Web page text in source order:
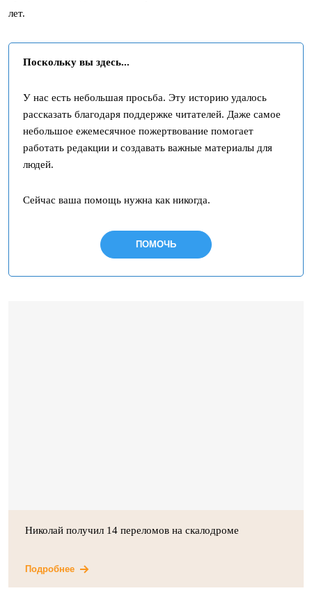
лет.
Поскольку вы здесь...
У нас есть небольшая просьба. Эту историю удалось
рассказать благодаря поддержке читателей. Даже самое
небольшое ежемесячное пожертвование помогает
работать редакции и создавать важные материалы для
людей.
Сейчас ваша помощь нужна как никогда.
ПОМОЧЬ
Николай получил 14 переломов на скалодроме
Подробнее